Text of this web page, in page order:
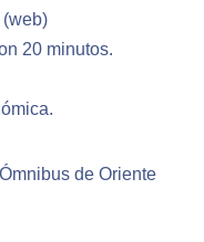
20 minutos.
Ómnibus de Oriente